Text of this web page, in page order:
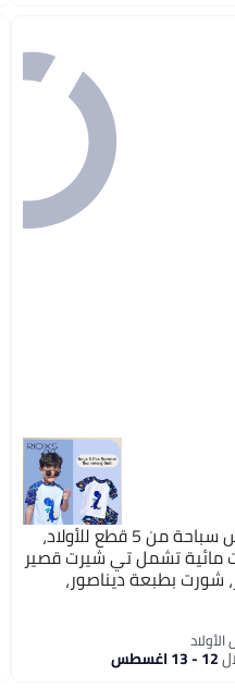
ريوكس مجموعة ملابس سباحة من 5 قطع للأولاد،
مائية تشمل تي شيرت قصير
شورت بطبعة ديناصور،
وسدادات أذن، ملابس
ومطاطية ومقاومة
والأولاد، ملابس
وسريعة الجفاف 12 - 13 اغسطس